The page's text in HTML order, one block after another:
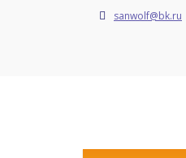
sanwolf@bk.ru